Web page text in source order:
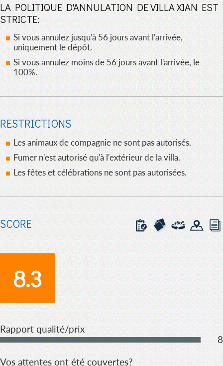
LA POLITIQUE D'ANNULATION DE VILLA XIAN EST
STRICTE:
Si vous annulez jusqu'à 56 jours avant l'arrivée,
uniquement le dépôt.
Si vous annulez moins de 56 jours avant l'arrivée, le
100%.
RESTRICTIONS
Les animaux de compagnie ne sont pas autorisés.
Fumer n'est autorisé qu'à l'extérieur de la villa.
Les fêtes et célébrations ne sont pas autorisées.
SCORE
8.3
Rapport qualité/prix
8
Vos attentes ont été couvertes?